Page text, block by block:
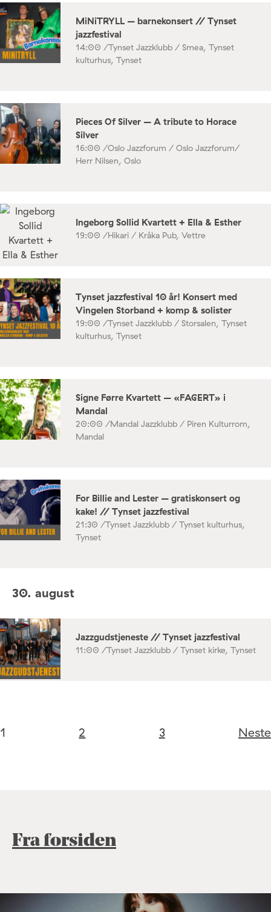
MiNiTRYLL – barnekonsert // Tynset
jazzfestival
14:00 /Tynset Jazzklubb / Smea, Tynset
kulturhus, Tynset
Pieces Of Silver – A tribute to Horace
Silver
16:00 /Oslo Jazzforum / Oslo Jazzforum/
Herr Nilsen, Oslo
Ingeborg Sollid Kvartett + Ella & Esther
19:00 /Hikari / Kråka Pub, Vettre
Tynset jazzfestival 10 år! Konsert med
Vingelen Storband + komp & solister
19:00 /Tynset Jazzklubb / Storsalen, Tynset
kulturhus, Tynset
Signe Førre Kvartett – «FAGERT» i
Mandal
20:00 /Mandal Jazzklubb / Piren Kulturrom,
Mandal
For Billie and Lester – gratiskonsert og
kake! // Tynset jazzfestival
21:30 /Tynset Jazzklubb / Tynset kulturhus,
Tynset
30. august
Jazzgudstjeneste // Tynset jazzfestival
11:00 /Tynset Jazzklubb / Tynset kirke, Tynset
1 2 3 Neste
Fra forsiden